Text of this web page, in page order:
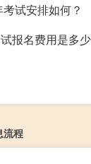
试安排如何？
报名费用是多
流程